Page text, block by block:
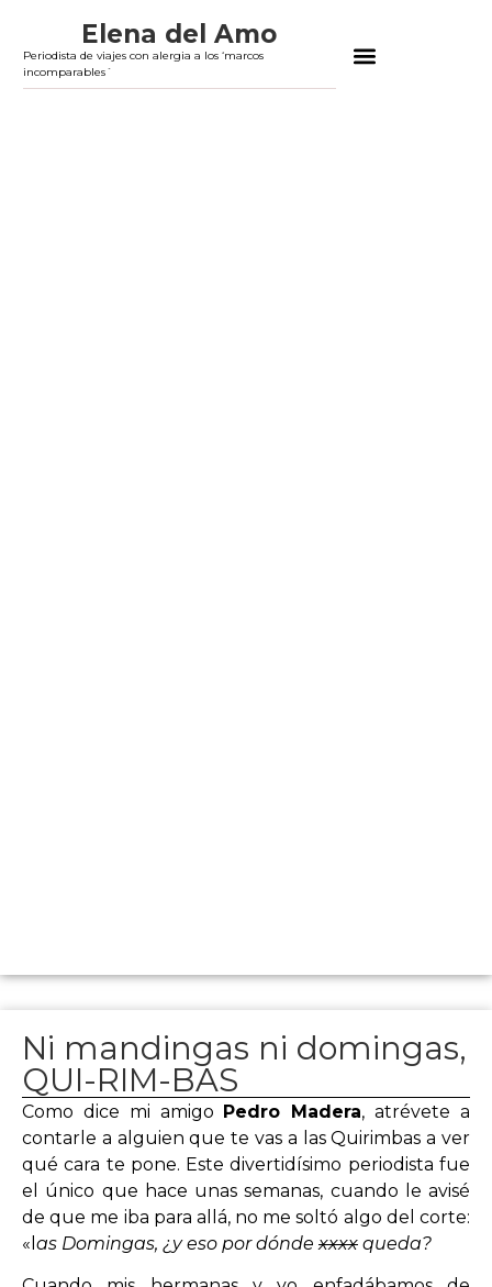
Elena del Amo
Periodista de viajes con alergia a los ‘marcos
incomparables´
Ni mandingas ni domingas,
QUI-RIM-BAS
Como dice mi amigo Pedro Madera, atrévete a
contarle a alguien que te vas a las Quirimbas a ver
qué cara te pone. Este divertidísimo periodista fue
el único que hace unas semanas, cuando le avisé
de que me iba para allá, no me soltó algo del corte:
«l as Domingas, ¿y eso por dónde xxxx queda?